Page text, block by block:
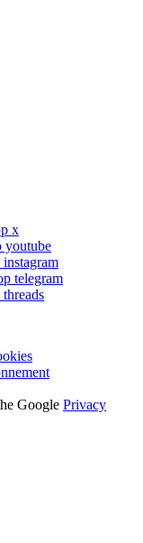
x
youtube
telegram
Google Privacy